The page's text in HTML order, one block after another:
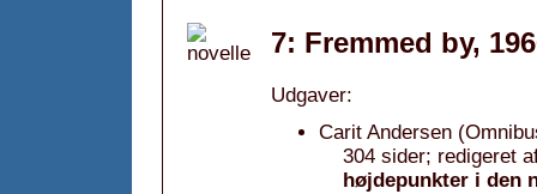
7: Fremmed by,
Udgaver:
Carit Andersen
304 sider; redigeret
højdepunkter i den